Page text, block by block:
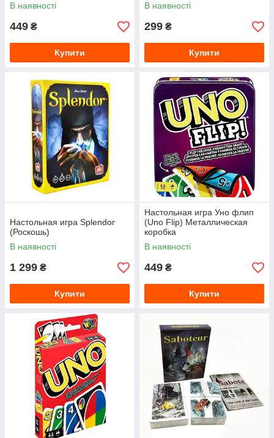
В наявності
449 ₴
Купити
В наявності
299 ₴
Купити
Настольная игра Splendor
(Роскошь)
В наявності
1 299 ₴
Купити
Настольная игра Уно флип
(Uno Flip) Металлическая
коробка
В наявності
449 ₴
Купити